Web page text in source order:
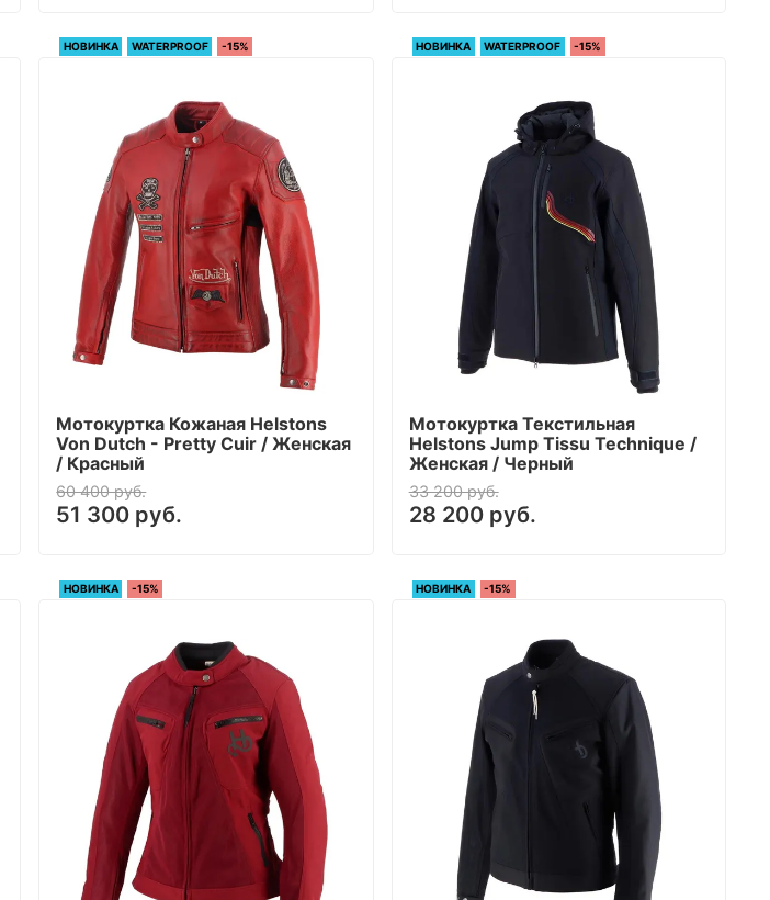
НОВИНКА WATERPROOF -15%
Мотокуртка Кожаная Helstons
Von Dutch - Pretty Cuir / Женская
/ Красный
60 400 руб.
51 300 руб.
НОВИНКА WATERPROOF -15%
Мотокуртка Текстильная
Helstons Jump Tissu Technique /
Женская / Черный
33 200 руб.
28 200 руб.
НОВИНКА -15% НОВИНКА -15%